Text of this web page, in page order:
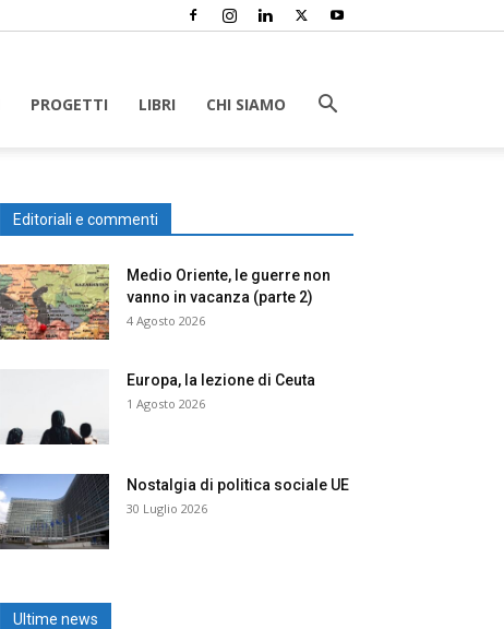
PROGETTI LIBRI CHI SIAMO
Editoriali e commenti
Medio Oriente, le guerre non
vanno in vacanza (parte 2)
4 Agosto 2026
Europa, la lezione di Ceuta
1 Agosto 2026
Nostalgia di politica sociale UE
30 Luglio 2026
Ultime news